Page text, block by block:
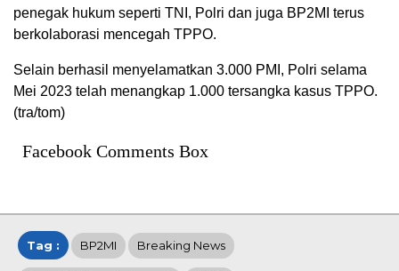
penegak hukum seperti TNI, Polri dan juga BP2MI terus
berkolaborasi mencegah TPPO.
Selain berhasil menyelamatkan 3.000 PMI, Polri selama
Mei 2023 telah menangkap 1.000 tersangka kasus TPPO.
(tra/tom)
Facebook Comments Box
Tag : BP2MI Breaking News